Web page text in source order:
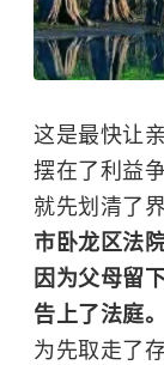
这是最快让
摆在了利益
就先划清了
市卧龙区法
因为父母留
告上了法庭。
为先取走了